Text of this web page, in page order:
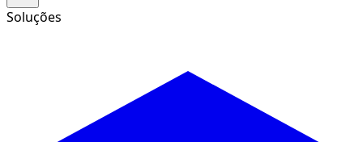
Soluções